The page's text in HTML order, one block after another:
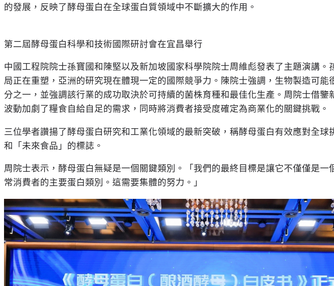
的發展，反映了酵母蛋白在全球蛋白質領域中不斷擴大的作用。
第二屆酵母蛋白科學和技術國際研討會在宜昌舉行
中國工程院院士孫寶國和陳堅以及新加坡國家科學院院士周維彪發表了主題演講。
局正在重塑，亞洲的研究現在體現一定的國際競爭力。陳院士強調，生物製造可能
分之一，並強調該行業的成功取決於可持續的菌株育種和最佳化生產。周院士借鑒
波動加劇了糧食自給自足的需求，同時將消費者接受度確定為商業化的關鍵挑戰。
三位學者讚揚了酵母蛋白研究和工業化領域的最新突破，稱酵母蛋白有效應對全球
和 「未來食品」 的標誌。
周院士表示，酵母蛋白無疑是一個關鍵類別。
「我們的最終目標是讓它不僅僅是一
常消費者的主要蛋白類別。這需要集體的努力。 」